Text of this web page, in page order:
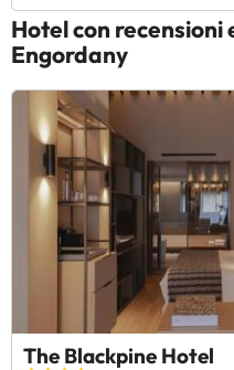
Hotel con recensioni
Engordany
The Blackpine Hotel